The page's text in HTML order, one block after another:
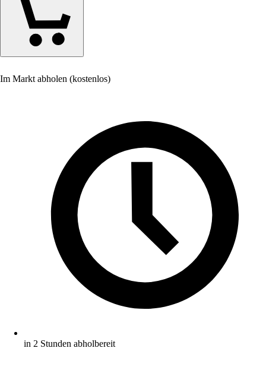
Im Markt abholen (kostenlos)
in 2 Stunden abholbereit